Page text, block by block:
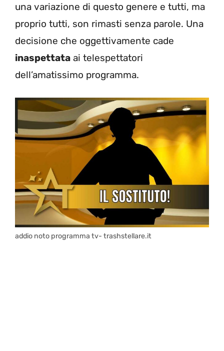
una variazione di questo genere e tutti, ma
proprio tutti, son rimasti senza parole. Una
decisione che oggettivamente cade
inaspettata ai telespettatori
dell’amatissimo programma.
addio noto programma tv- trashstellare.it